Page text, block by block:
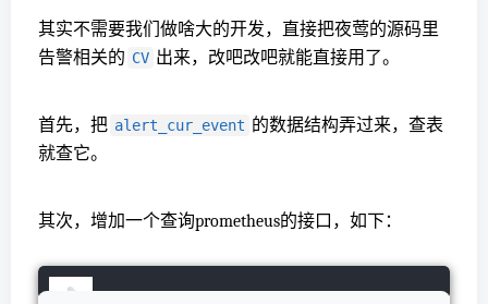
其实不需要我们做啥大的开发，直接把夜莺的源码里
告警相关的 CV 出来，改吧改吧就能直接用了。
首先，把 alert_cur_event 的数据结构弄过来，查表
就查它。
其次，增加一个查询prometheus的接口，如下：